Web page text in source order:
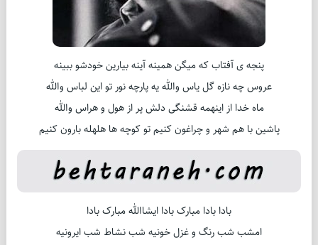
پنجه ی آفتاب که میگن همینه آینه بیارین خودشو ببینه
عروس چه نازه گل یاس والله یه پارچه نور تو این لباس والله
ماه خدا از اینهمه قشنگی دلش پر از هول و هراس والله
پاشین با هم شهر و چراغون کنیم تو کوچه ها هلهله بارون کنیم
بادا بادا مبارک بادا ایشاالله مبارک بادا
امشب شب رنگ و غزل خونیه شب نشاط شب ایرونیه